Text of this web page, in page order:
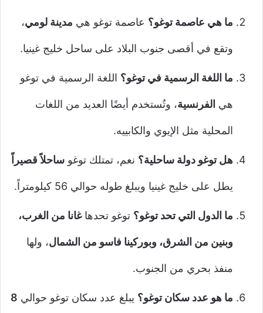
ما هي عاصمة توغو؟ عاصمة توغو هي مدينة لومي،
وتقع في أقصى جنوب البلاد على ساحل خليج غينيا.
ما اللغة الرسمية في توغو؟ اللغة الرسمية في توغو
هي الفرنسية، وتُستخدم أيضًا العديد من اللغات
المحلية مثل الإيوي والكابييه.
هل توغو دولة ساحلية؟ نعم، تمتلك توغو ساحلاً قصيراً
يطل على خليج غينيا ويبلغ طوله حوالي 56 كيلومتراً.
ما الدول التي تحد توغو؟ توغو تحدهاغانا من الغرب،
وبنين من الشرق، وبوركينا فاسو من الشمال، ولها
منفذ بحري من الجنوب.
ما هو عدد سكان توغو؟ يبلغ عدد سكان توغو حوالي 8